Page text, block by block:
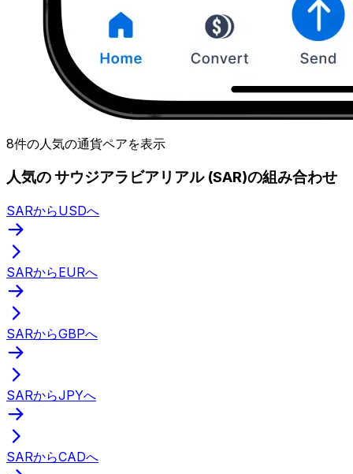
8件の人気の通貨ペアを表示
人気の サウジアラビアリアル (SAR)の組み合わせ
SARからUSDへ
SARからEURへ
SARからGBPへ
SARからJPYへ
SARからCADへ